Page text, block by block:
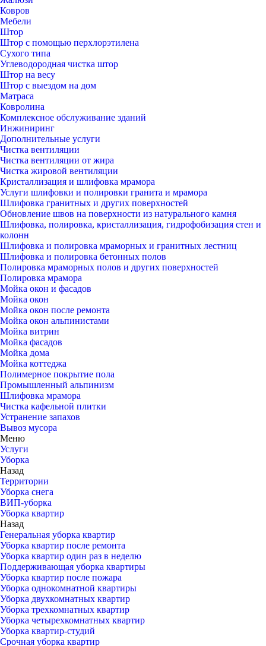
Ковров
Мебели
Штор
Штор с помощью перхлорэтилена
Сухого типа
Углеводородная чистка штор
Штор на весу
Штор с выездом на дом
Матраса
Ковролина
Комплексное обслуживание зданий
Инжиниринг
Дополнительные услуги
Чистка вентиляции
Чистка вентиляции от жира
Чистка жировой вентиляции
Кристаллизация и шлифовка мрамора
Услуги шлифовки и полировки гранита и мрамора
Шлифовка гранитных и других поверхностей
Обновление швов на поверхности из натурального камня
Шлифовка, полировка, кристаллизация, гидрофобизация стен и
колонн
Шлифовка и полировка мраморных и гранитных лестниц
Шлифовка и полировка бетонных полов
Полировка мраморных полов и других поверхностей
Полировка мрамора
Мойка окон и фасадов
Мойка окон
Мойка окон после ремонта
Мойка окон альпинистами
Мойка витрин
Мойка фасадов
Мойка дома
Мойка коттеджа
Полимерное покрытие пола
Промышленный альпинизм
Шлифовка мрамора
Чистка кафельной плитки
Устранение запахов
Вывоз мусора
Меню
Услуги
Уборка
Назад
Территории
Уборка снега
ВИП-уборка
Уборка квартир
Назад
Генеральная уборка квартир
Уборка квартир после ремонта
Уборка квартир один раз в неделю
Поддерживающая уборка квартиры
Уборка квартир после пожара
Уборка однокомнатной квартиры
Уборка двухкомнатных квартир
Уборка трехкомнатных квартир
Уборка четырехкомнатных квартир
Уборка квартир-студий
Срочная уборка квартир